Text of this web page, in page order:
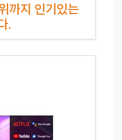
까지 인기있는
.